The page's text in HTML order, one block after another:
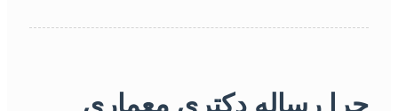
چرا رساله دکتری معماری